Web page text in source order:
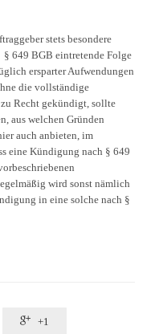
stets besondere
§ 649 BGB eintretende Folge
ersparter Aufwendungen
die vollständige
Recht gekündigt, sollte
aus welchen Gründen
auch anbieten, im
eine Kündigung nach § 649
wird sonst nämlich
in eine solche nach §
 +1